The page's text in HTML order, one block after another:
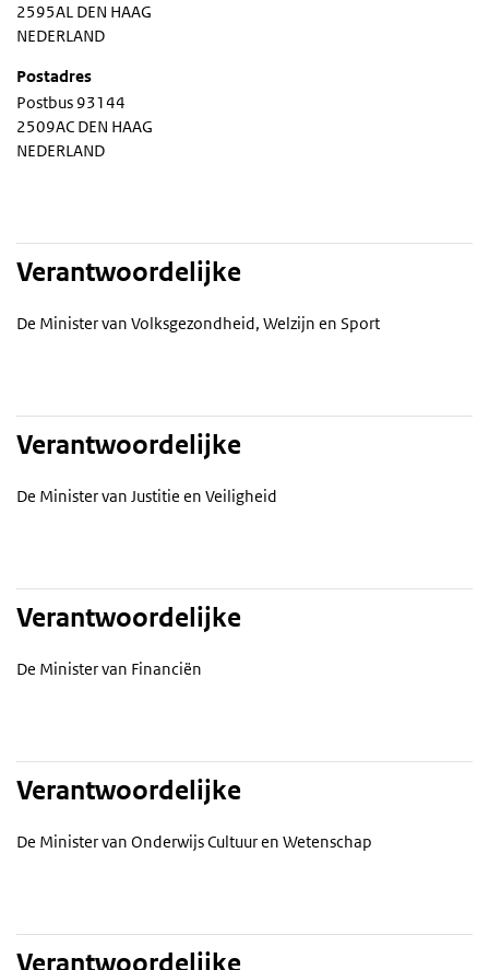
2595AL DEN HAAG
NEDERLAND
Postadres
Postbus 93144
2509AC DEN HAAG
NEDERLAND
Verantwoordelijke
De Minister van Volksgezondheid, Welzijn en Sport
Verantwoordelijke
De Minister van Justitie en Veiligheid
Verantwoordelijke
De Minister van Financiën
Verantwoordelijke
De Minister van Onderwijs Cultuur en Wetenschap